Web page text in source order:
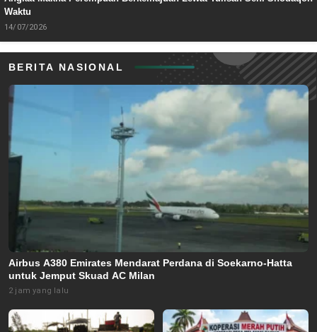
Waktu
14/07/2026
BERITA NASIONAL
Airbus A380 Emirates Mendarat Perdana di Soekarno-Hatta
untuk Jemput Skuad AC Milan
2 jam yang lalu